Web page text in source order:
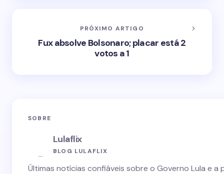
PRÓXIMO ARTIGO
Fux absolve Bolsonaro; placar está 2
votos a 1
SOBRE
Lulaflix
BLOG LULAFLIX
Últimas notícias confiáveis sobre o Governo Lula e